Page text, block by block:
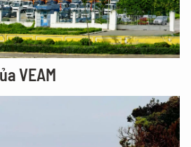
VEAM